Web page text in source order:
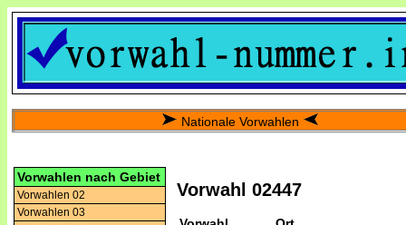
Nationale Vorwahlen
Vorwahlen nach Gebiet
Vorwahlen 02
Vorwahlen 03
Vorwahl 02447